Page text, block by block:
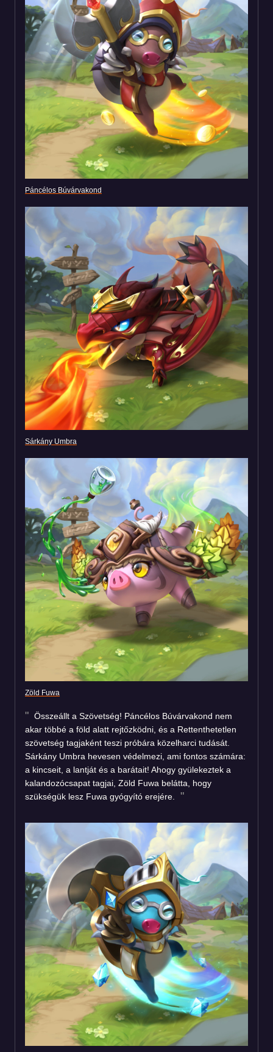
Páncélos Búvárvakond
Sárkány Umbra
Zöld Fuwa
Összeállt a Szövetség! Páncélos Búvárvakond nem
akar többé a föld alatt rejtőzködni, és a Rettenthetetlen
szövetség tagjaként teszi próbára közelharci tudását.
Sárkány Umbra hevesen védelmezi, ami fontos számára:
a kincseit, a lantját és a barátait! Ahogy gyülekeztek a
kalandozócsapat tagjai, Zöld Fuwa belátta, hogy
szükségük lesz Fuwa gyógyító erejére.